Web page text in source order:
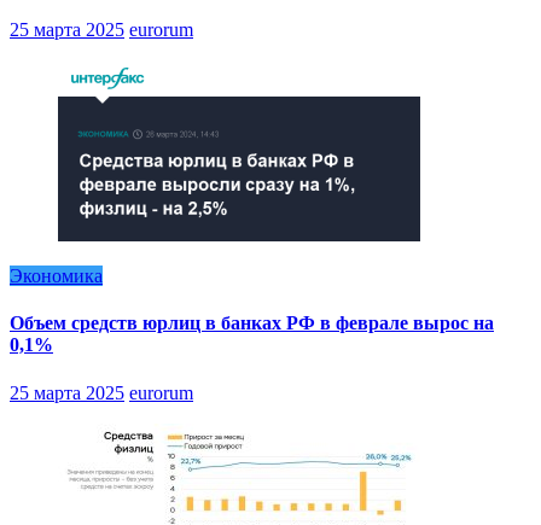
25 марта 2025 eurorum
Экономика
Объем средств юрлиц в банках РФ в феврале вырос на
0,1%
25 марта 2025 eurorum